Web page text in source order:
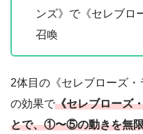
ンズ》で《セレブロ
召喚
2体目の《セレブローズ・
の効果で《セレブローズ
とで、①〜⑤の動きを無